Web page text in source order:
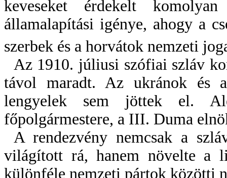
keveseket érdekelt
államalapítási igénye, ahogy a
szerbek és a horvátok nemzeti
Az 1910. júliusi szófiai szláv
távol maradt. Az ukránok és
lengyelek sem jöttek el.
főpolgármestere, a III. Duma
A rendezvény nemcsak a
világított rá, hanem növelte a
különféle nemzeti pártok közötti